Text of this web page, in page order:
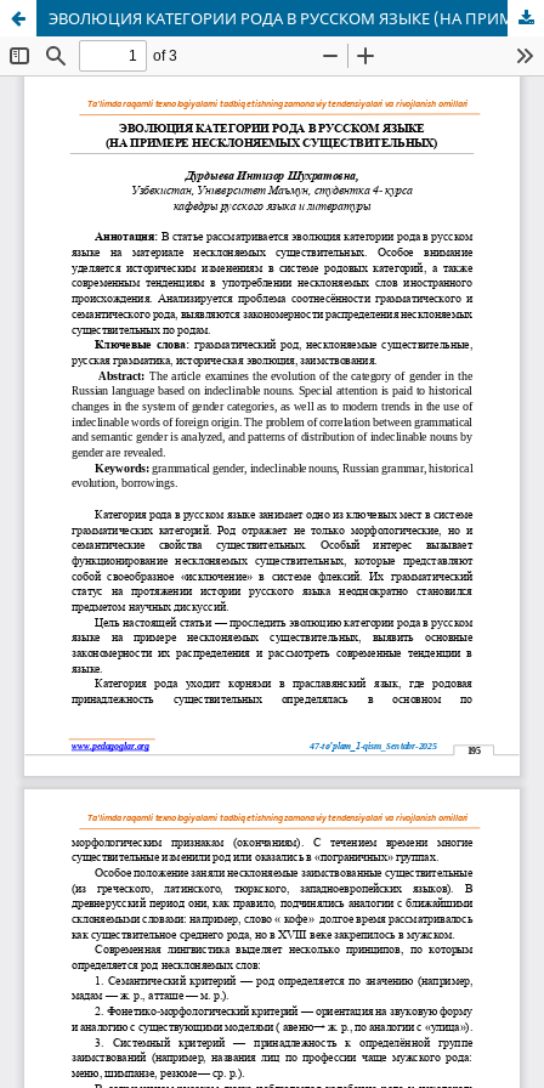
ЭВОЛЮЦИЯ КАТЕГОРИИ РОДА В РУССКОМ ЯЗЫКЕ (НА ПРИМЕРЕ НЕСКЛОНЯЕМЫХ СУЩЕСТВИТЕЛЬНЫХ)